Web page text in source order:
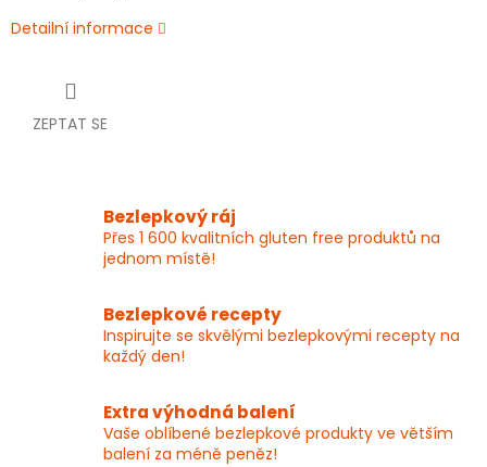
Detailní informace
ZEPTAT SE
Bezlepkový ráj
Přes 1 600 kvalitních gluten free produktů na
jednom místě!
Bezlepkové recepty
Inspirujte se skvělými bezlepkovými recepty na
každý den!
Extra výhodná balení
Vaše oblíbené bezlepkové produkty ve větším
balení za méně peněz!